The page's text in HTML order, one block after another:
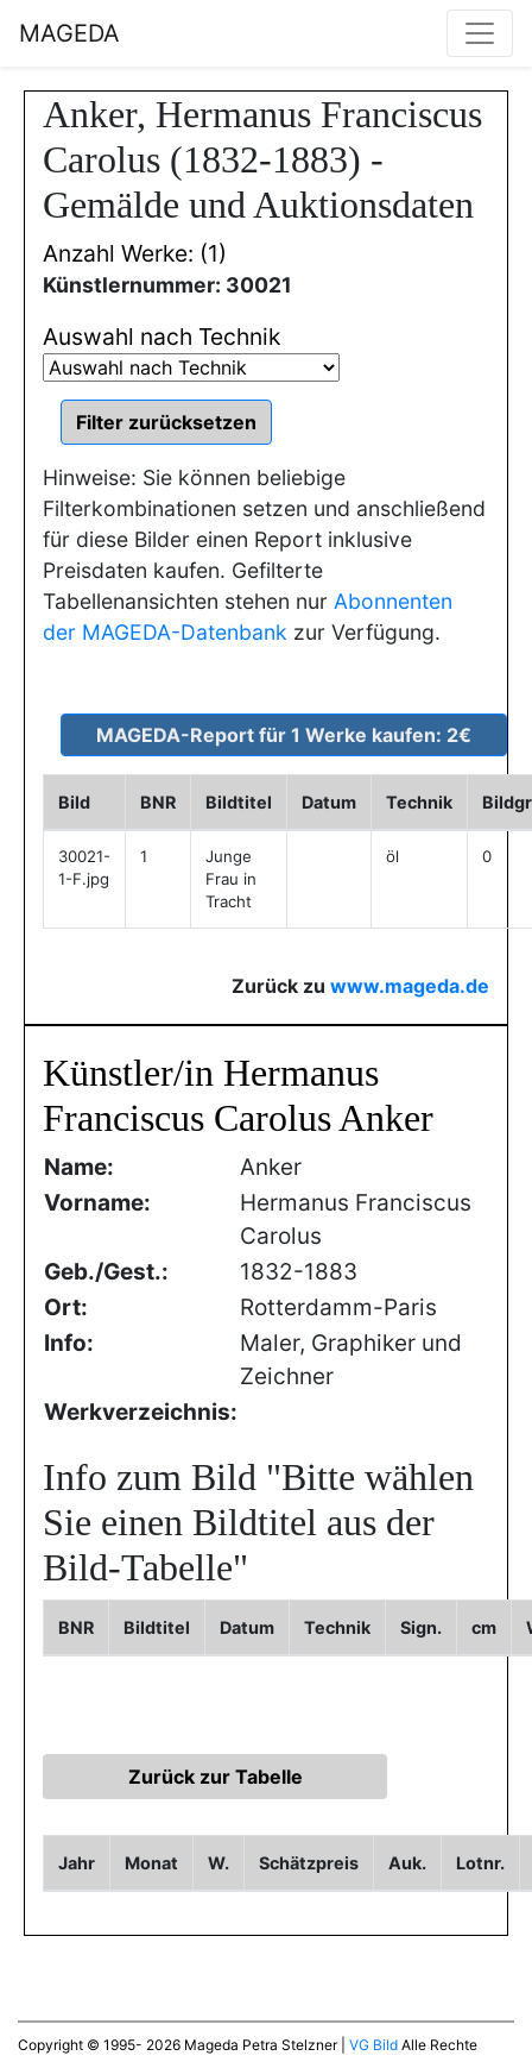
MAGEDA
Anker, Hermanus Franciscus
Carolus (1832-1883) -
Gemälde und Auktionsdaten
Anzahl Werke: (1)
Künstlernummer: 30021
Auswahl nach Technik
Hinweise: Sie können beliebige
Filterkombinationen setzen und anschließend
für diese Bilder einen Report inklusive
Preisdaten kaufen. Gefilterte
Tabellenansichten stehen nur Abonnenten
der MAGEDA-Datenbank zur Verfügung.
Bild BNR Bildtitel Datum Technik
30021-
1-F.jpg
1
Junge
Frau in
Tracht
öl 0
Zurück zu www.mageda.de
Künstler/in Hermanus
Franciscus Carolus Anker
Name:
Anker
Vorname:
Hermanus Franciscus
Carolus
Geb./Gest.:
1832-1883
Ort:
Rotterdamm-Paris
Info:
Maler, Graphiker und
Zeichner
Werkverzeichnis:
Info zum Bild "Bitte wählen
Sie einen Bildtitel aus der
Bild-Tabelle"
BNR Bildtitel Datum Technik Sign. cm
Jahr Monat W. Schätzpreis Auk. Lotnr.
Copyright © 1995- 2026 Mageda Petra Stelzner | VG Bild Alle Rechte